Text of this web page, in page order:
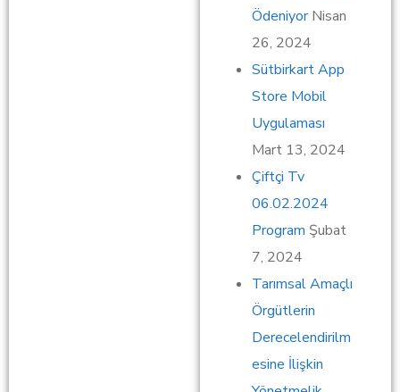
Ödeniyor Nisan
26, 2024
Sütbirkart App
Store Mobil
Uygulaması
Mart 13, 2024
Çiftçi Tv
06.02.2024
Program Şubat
7, 2024
Tarımsal Amaçlı
Örgütlerin
Derecelendirilm
esine İlişkin